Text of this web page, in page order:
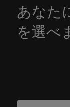
あなた
を選べ